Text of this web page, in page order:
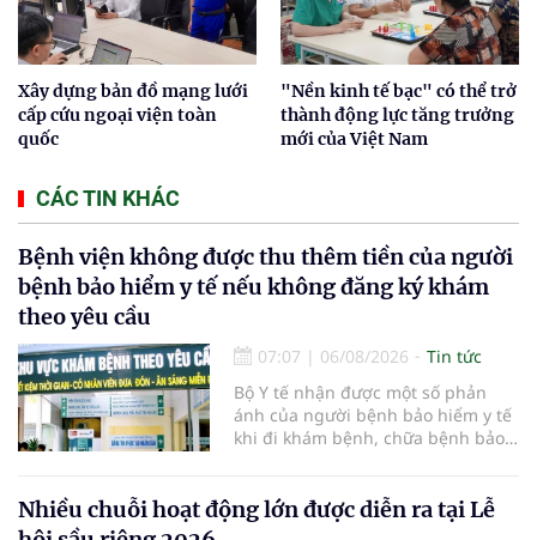
Xây dựng bản đồ mạng lưới
cấp cứu ngoại viện toàn
quốc
"Nền kinh tế bạc" có thể trở
thành động lực tăng trưởng
mới của Việt Nam
CÁC TIN KHÁC
Bệnh viện không được thu thêm tiền của người
bệnh bảo hiểm y tế nếu không đăng ký khám
theo yêu cầu
07:07 | 06/08/2026
Tin tức
Bộ Y tế nhận được một số phản
ánh của người bệnh bảo hiểm y tế
khi đi khám bệnh, chữa bệnh bảo
bệnh, chữa bệnh theo yêu cầu
nhưng vẫn phải nộp thêm các chi
Nhiều chuỗi hoạt động lớn được diễn ra tại Lễ